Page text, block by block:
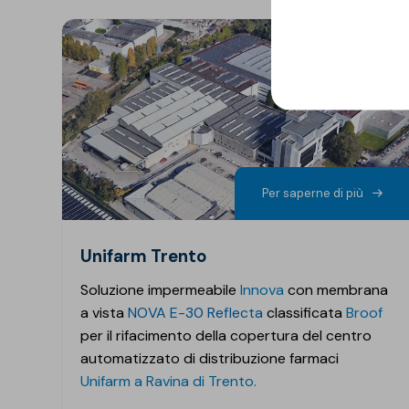
Per saperne di più
Unifarm Trento
Soluzione impermeabile Innova con membrana
a vistaNOVA E-30 Reflecta classificataBroof
per il rifacimento della copertura del centro
automatizzato di distribuzione farmaci
Unifarm a Ravina di Trento.